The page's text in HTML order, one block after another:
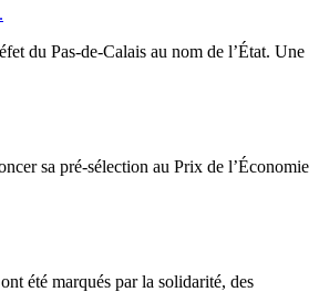
du Pas-de-Calais au nom de l’État. Une
sa pré-sélection au Prix de l’Économie
été marqués par la solidarité, des